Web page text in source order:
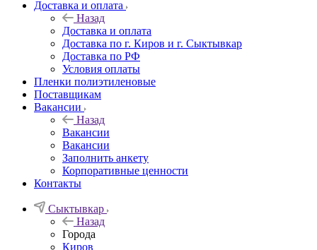
Доставка и оплата
Назад
Доставка и оплата
Доставка по г. Киров и г. Сыктывкар
Доставка по РФ
Условия оплаты
Пленки полиэтиленовые
Поставщикам
Вакансии
Назад
Вакансии
Вакансии
Заполнить анкету
Корпоративные ценности
Контакты
Сыктывкар
Назад
Города
Киров